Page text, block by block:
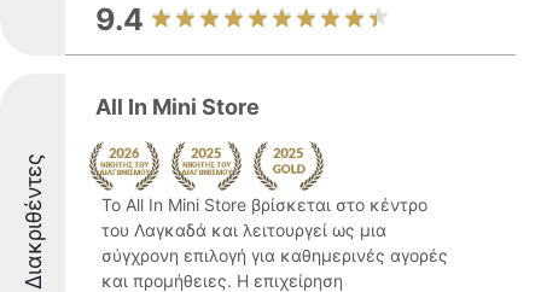
9.4
Διακριθέντες
All In Mini Store
Το All In Mini Store βρίσκεται στο κέντρο
του Λαγκαδά και λειτουργεί ως μια
σύγχρονη επιλογή για καθημερινές αγορές
και προμήθειες. Η επιχείρηση